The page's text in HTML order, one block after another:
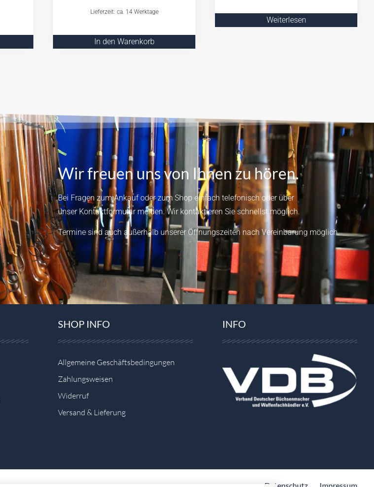
Lieferzeit: ca. 14 Werktage
In den Warenkorb
Weiterlesen
Wir freuen uns von Ihnen zu hören.
Bei Fragen zum Ankauf oder zum Shop einfach telefonisch oder über
unser Kontaktformularmelden.Wir kontaktieren Sie schnellst möglich.
Termine sind auch außerhalb unserer Öffnungszeiten nach Vereinbarung möglich.
SHOP INFO
Allgemeine Geschäftsbedingungen
Zahlungsweisen
Widerruf
Versand & Lieferung
INFO
Datenschutz Impressum